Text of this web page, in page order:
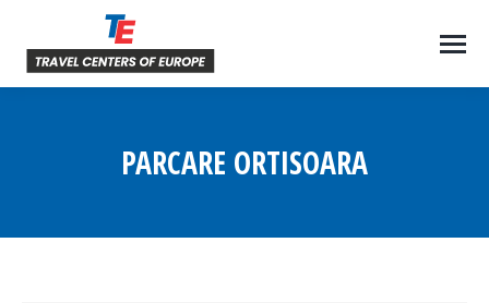
PARCARE ORTISOARA